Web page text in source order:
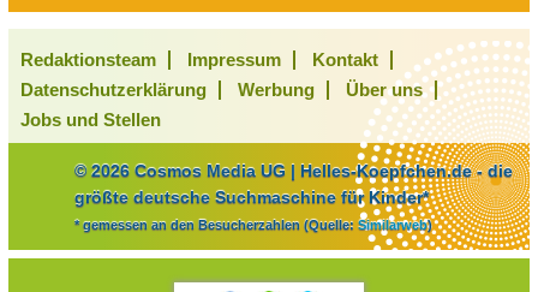
Redaktionsteam Impressum
Kontakt
Datenschutzerklärung
Werbung
Über uns
Jobs und Stellen
© 2026 Cosmos Media UG | Helles-Koepfchen.de - die
größte deutsche Suchmaschine für Kinder*
* gemessen an den Besucherzahlen (Quelle: Similarweb)